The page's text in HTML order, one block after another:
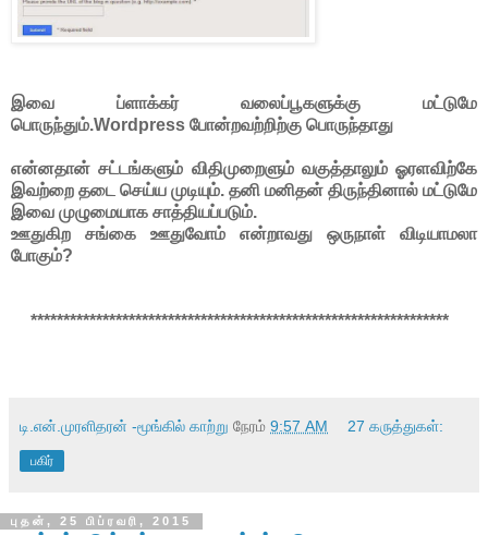
இவை ப்ளாக்கர் வலைப்பூகளுக்கு மட்டுமே
பொருந்தும்.Wordpress போன்றவற்றிற்கு பொருந்தாது
என்னதான் சட்டங்களும் விதிமுறைளும் வகுத்தாலும் ஓரளவிற்கே
இவற்றை தடை செய்ய முடியும். தனி மனிதன் திருந்தினால் மட்டுமே
இவை முழுமையாக சாத்தியப்படும்.
ஊதுகிற சங்கை ஊதுவோம் என்றாவது ஒருநாள் விடியாமலா
போகும்?
****************************************************************
டி.என்.முரளிதரன் -மூங்கில் காற்று நேரம் 9:57 AM 27 கருத்துகள்:
பகிர்
புதன், 25 பிப்ரவரி, 2015